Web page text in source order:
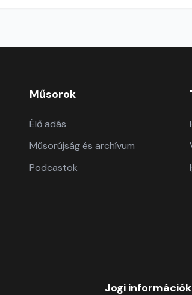
Műsorok
Élő adás
Műsorújság és archívum
Podcastok
Jogi információk